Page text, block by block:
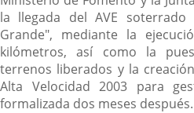
la llegada del AVE
Grande", mediante la
kilómetros, así como la
terrenos liberados y la
Alta Velocidad 2003 para
formalizada dos meses después.